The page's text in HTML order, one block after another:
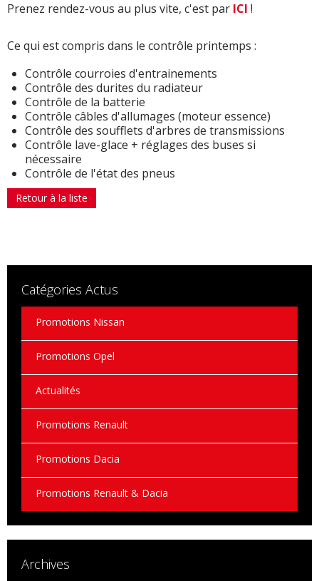
Prenez rendez-vous au plus vite, c'est par ICI !
Ce qui est compris dans le contrôle printemps :
Contrôle courroies d'entrainements
Contrôle des durites du radiateur
Contrôle de la batterie
Contrôle câbles d'allumages (moteur essence)
Contrôle des soufflets d'arbres de transmissions
Contrôle lave-glace + réglages des buses si
nécessaire
Contrôle de l'état des pneus
Retour à la liste
Catégories Actus
Promotions Nissan
Promotions Opel
Actualités
Promotions Renault
Promotions Dacia
Promotions Renault & Dacia
Archives